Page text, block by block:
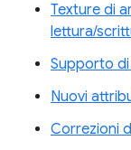
Texture di
lettura/
Supporto
Nuovi
Correzioni